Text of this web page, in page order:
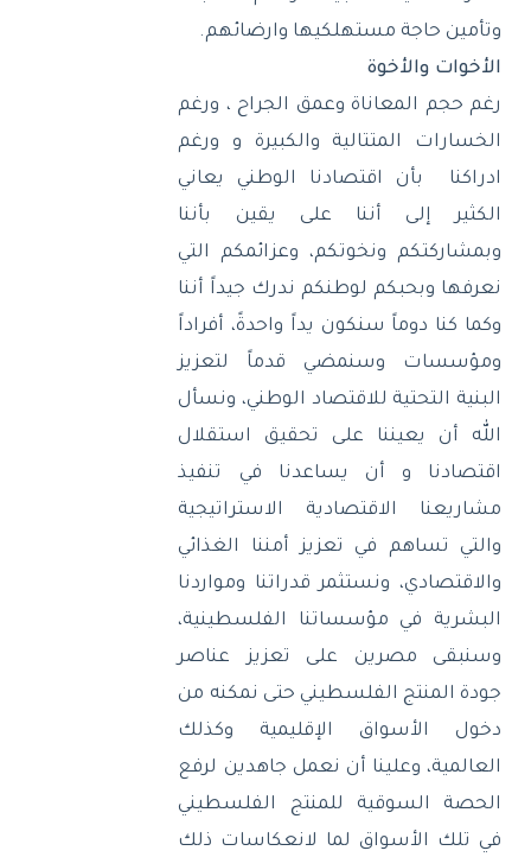
وتأمين حاجة مستهلكيها وارضائهم.
الأخوات والأخوة
رغم حجم المعاناة وعمق الجراح ، ورغم
الخسارات المتتالية والكبيرة و ورغم
ادراكنا
بأن اقتصادنا الوطني يعاني
الكثير إلى أننا على يقين بأننا
وبمشاركتكم ونخوتكم، وعزائمكم التي
نعرفها وبحبكم لوطنكم ندرك جيداً أننا
وكما كنا دوماً سنكون يداً واحدةً، أفراداً
ومؤسسات وسنمضي قدماً لتعزيز
البنية التحتية للاقتصاد الوطني، ونسأل
الله أن يعيننا على تحقيق استقلال
اقتصادنا و أن يساعدنا في تنفيذ
مشاريعنا الاقتصادية الاستراتيجية
والتي تساهم في تعزيز أمننا الغذائي
والاقتصادي، ونستثمر قدراتنا ومواردنا
البشرية في مؤسساتنا الفلسطينية،
وسنبقى مصرين على تعزيز عناصر
جودة المنتج الفلسطيني حتى نمكنه من
دخول الأسواق الإقليمية وكذلك
العالمية، وعلينا أن نعمل جاهدين لرفع
الحصة السوقية للمنتج الفلسطيني
في تلك الأسواق لما لانعكاسات ذلك